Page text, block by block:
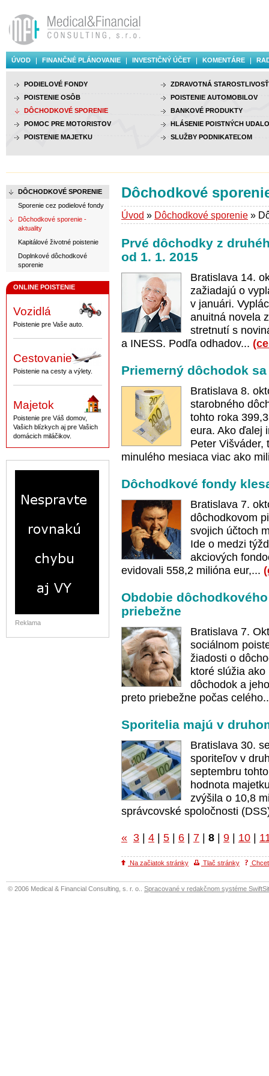
ÚVOD FINANČNÉ PLÁNOVANIE INVESTIČNÝ ÚČET KOMENTÁRE
PODIELOVÉ FONDY
POISTENIE OSÔB
DÔCHODKOVÉ SPORENIE
POMOC PRE MOTORISTOV
POISTENIE MAJETKU
ZDRAVOTNÁ STAROSTLIVOSŤ
POISTENIE AUTOMOBILOV
BANKOVÉ PRODUKTY
HLÁSENIE POISTNÝCH
SLUŽBY PODNIKATEĽOM
DÔCHODKOVÉ SPORENIE
Sporenie cez podielové fondy
Dôchodkové sporenie -
aktuality
Kapitálové životné poistenie
Doplnkové dôchodkové
sporenie
ONLINE POISTENIE
Vozidlá
Poistenie pre Vaše auto.
Cestovanie
Poistenie na cesty a výlety.
Majetok
Poistenie pre Váš domov,
Vašich blízkych aj pre Vašich
domácich miláčikov.
Reklama
Dôchodkové
Úvod » Dôchodkové sporenie »
Prvé dôchodky z
od 1. 1. 2015
Bratislava 14.
zažiadajú o
v januári.
anuitná novela
stretnutí s
a INESS. Podľa odhadov...
Priemerný dôchodok
Bratislava 8.
starobného
tohto roka
eura. Ako ďalej
Peter Višváder,
minulého mesiaca viac ako
Dôchodkové fondy
Bratislava 7.
dôchodkovom
svojich účtoch
Ide o medzi
akciových
evidovali 558,2 milióna eur,...
Obdobie
priebežne
Bratislava 7.
sociálnom
žiadosti o
ktoré slúžia
dôchodok a
preto priebežne počas
Sporitelia majú v
Bratislava 30.
sporiteľov v
septembru
hodnota
zvýšila o 10,8
správcovské spoločnosti
« 3 4 5 6 7 8 9 10
Na začiatok stránky Tlač stránky
© 2006 Medical & Financial Consulting, s. r. o.. Spracované v redakčnom systéme